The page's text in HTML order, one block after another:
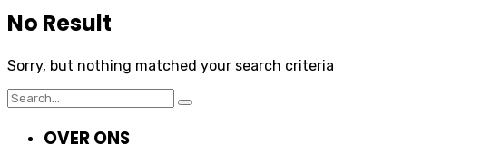
No Result
Sorry, but nothing matched your search criteria
Search
for:
OVER ONS